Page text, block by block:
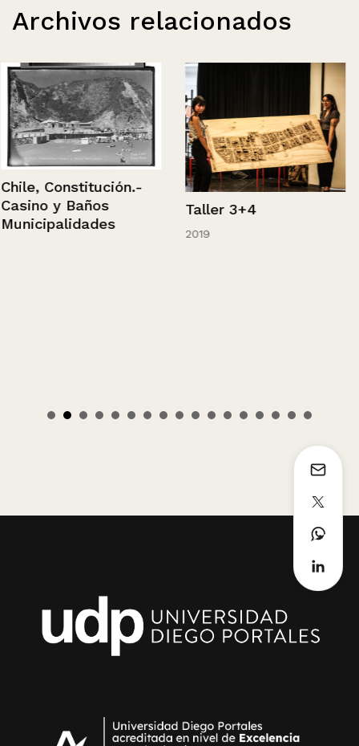
Archivos relacionados
Chile, Constitución.-
Casino y Baños
Municipalidades
Taller 3+4
2019